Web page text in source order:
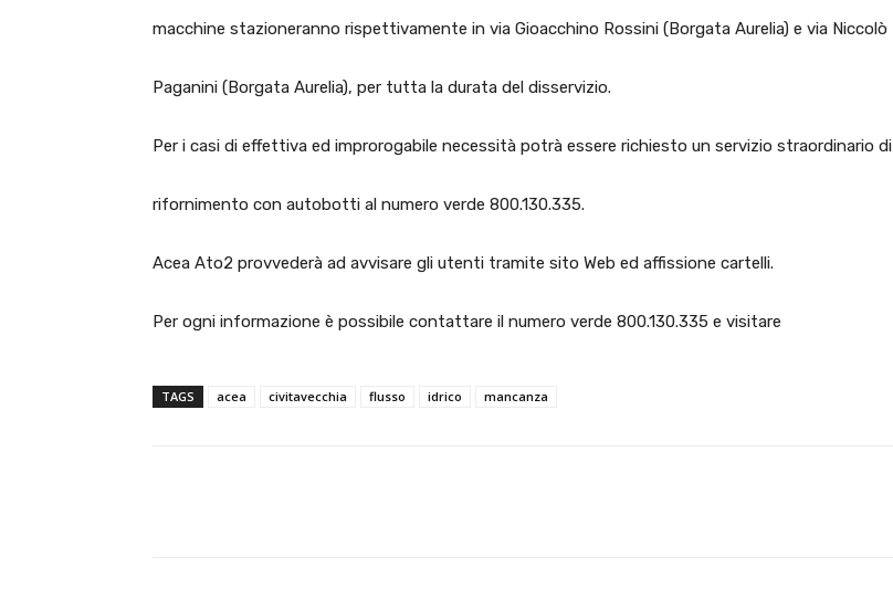
macchine stazioneranno rispettivamente in via Gioacchino Rossini (Borgata Aurelia) e via Niccolò
Paganini (Borgata Aurelia), per tutta la durata del disservizio.
Per i casi di effettiva ed improrogabile necessità potrà essere richiesto un servizio straordinario di
rifornimento con autobotti al numero verde 800.130.335.
Acea Ato2 provvederà ad avvisare gli utenti tramite sito Web ed affissione cartelli.
Per ogni informazione è possibile contattare il numero verde 800.130.335 e visitare
TAGS acea civitavecchia flusso idrico mancanza